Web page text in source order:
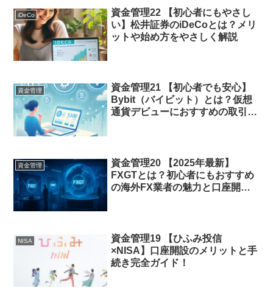
iDeCo
資金管理22 【初心者にもやさし
い】松井証券のiDeCoとは？メリ
ットや始め方をやさしく解説
資金管理
資金管理21 【初心者でも安心】
Bybit（バイビット）とは？仮想
通貨デビューにおすすめの取引所
資金管理
資金管理20 【2025年最新】
FXGTとは？初心者にもおすすめ
の海外FX業者の魅力と口座開設
NISA
資金管理19 【ひふみ投信
×NISA】口座開設のメリットと手
続き完全ガイド！